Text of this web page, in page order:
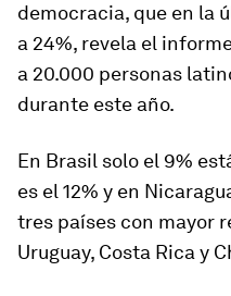
democracia, que en la
a 24%, revela el
a 20.000 personas
durante este año.
En Brasil solo el 9%
es el 12% y en
tres países con mayor
Uruguay, Costa Rica y